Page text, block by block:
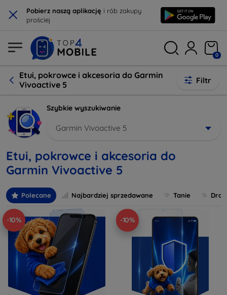
× Pobierz naszą aplikację i rób zakupy
prościej
0
Etui, pokrowce i akcesoria do Garmin
Vivoactive 5
Filtr
Szybkie wyszukiwanie
Garmin Vivoactive 5
Etui, pokrowce i akcesoria do
Garmin Vivoactive 5
Polecane Najbardziej sprzedawane Tanie
-10% -10%